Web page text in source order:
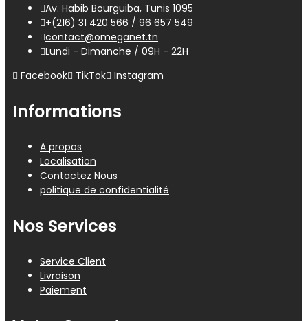
Av. Habib Bourguiba, Tunis 1095
+(216) 31 420 566 / 96 657 549
contact@omeganet.tn
Lundi - Dimanche / 09H - 22H
Facebook
TikTok Instagram
Informations
A propos
Localisation
Contactez Nous
politique de confidentialité
Nos Services
Service Client
Livraison
Paiement